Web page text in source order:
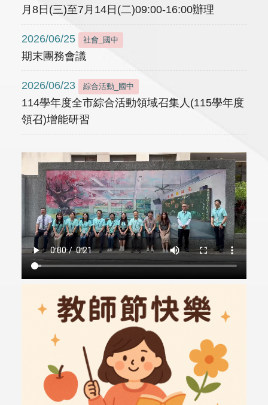
月8日(三)至7月14日(二)09:00-16:00辦理
2026/06/25 社會_國中
期末團務會議
2026/06/23 綜合活動_國中
114學年度全市綜合活動領域召集人(115學年度
領召)增能研習